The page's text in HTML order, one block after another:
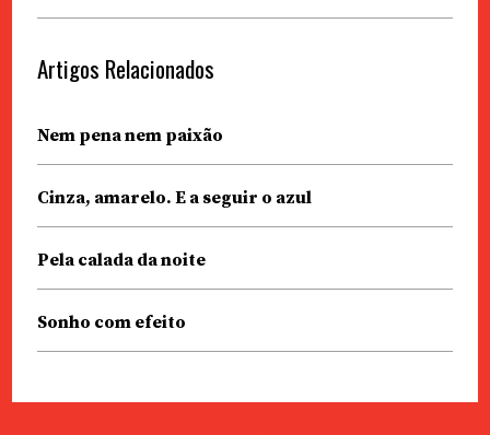
Artigos Relacionados
Nem pena nem paixão
Cinza, amarelo. E a seguir o azul
Pela calada da noite
Sonho com efeito